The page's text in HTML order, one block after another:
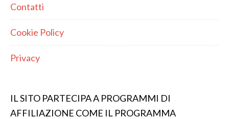
Contatti
Cookie Policy
Privacy
IL SITO PARTECIPA A PROGRAMMI DI
AFFILIAZIONE COME IL PROGRAMMA